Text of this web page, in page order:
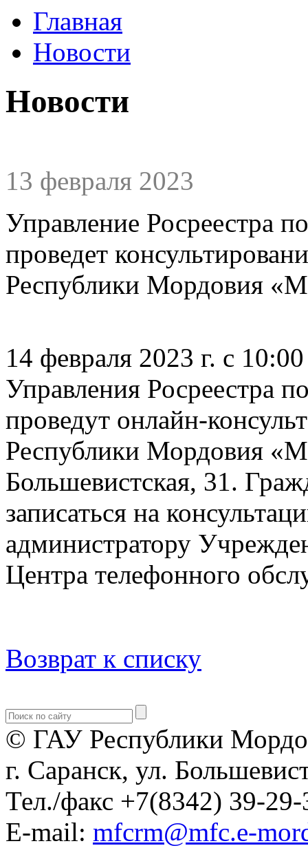
Главная
Новости
Новости
13 февраля 2023
Управление Росреестра
проведет
Республики Мордовия
14 февраля 2023 г. с
Управления Росреестра
проведут онлайн-
Республики Мордовия
Большевистская, 31.
записаться на
администратору
Центра телефонного
Возврат к списку
© ГАУ Республики
г. Саранск, ул.
Тел./факс +7(8342) 39-29-
E-mail: mfcrm@mfc.e-